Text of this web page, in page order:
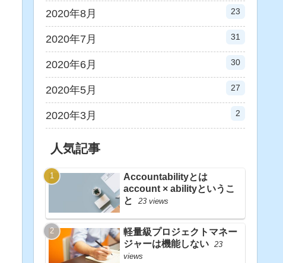
2020年8月 23
2020年7月 31
2020年6月 30
2020年5月 27
2020年3月 2
人気記事
Accountabilityとは
account × abilityというこ
と
23 views
軽量級プロジェクトマネー
ジャーは機能しない 23
views